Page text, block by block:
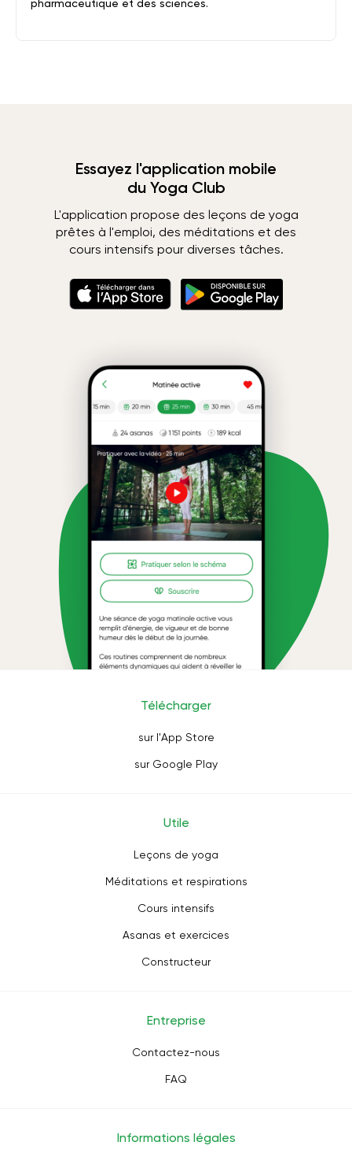
pharmaceutique et des sciences.
Essayez l'application mobile
du Yoga Club
L'application propose des leçons de yoga
prêtes à l'emploi, des méditations et des
cours intensifs pour diverses tâches.
Télécharger
sur l'App Store
sur Google Play
Utile
Leçons de yoga
Méditations et respirations
Cours intensifs
Asanas et exercices
Constructeur
Entreprise
Contactez-nous
FAQ
Informations légales